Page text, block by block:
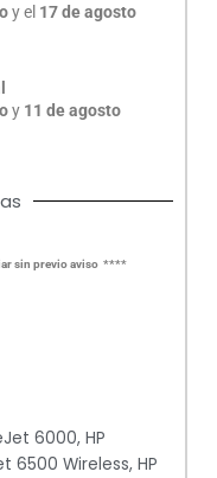
y el 17 de agosto
y 11 de agosto
sin previo aviso ****
6000, HP
6500 Wireless, HP